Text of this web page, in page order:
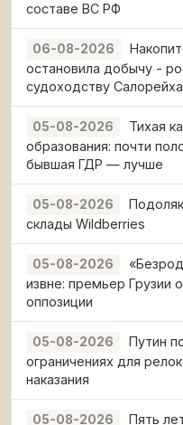
составе ВС РФ
06-08-2026
остановила добычу -
судоходству
05-08-2026
Тихая
образования: почти
бывшая ГДР — лучше
05-08-2026
склады Wildberries
05-08-2026
извне: премьер Грузии
оппозиции
05-08-2026
Путин
ограничениях для
наказания
05-08-2026 Пять